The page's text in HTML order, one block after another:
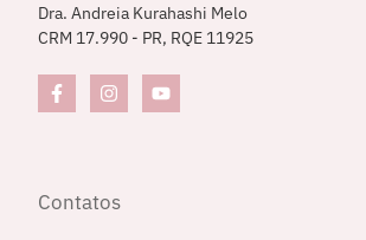
Dra. Andreia Kurahashi Melo
CRM 17.990 - PR, RQE 11925
Contatos